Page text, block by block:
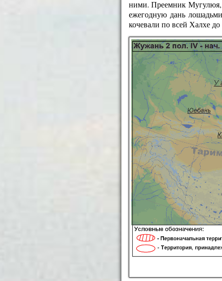
ними. Преемник Мугулюя,
ежегодную дань
кочевали по всей Халхе